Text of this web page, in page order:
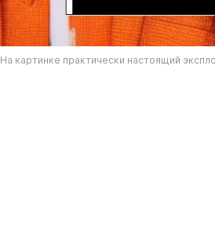
На картинке практически настоящий